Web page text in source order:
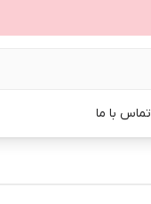
تماس با ما